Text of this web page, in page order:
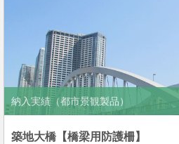
納入実績（都市景観製品）
築地大橋【橋梁用防護柵】